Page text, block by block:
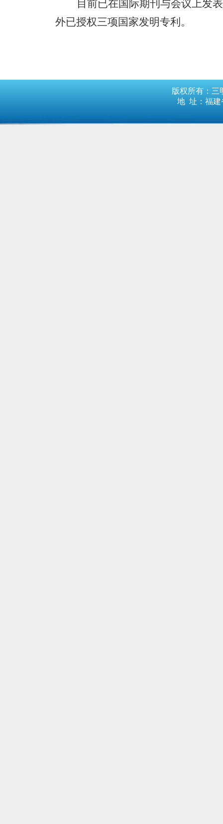
目前已在国际期刊与会议上发
外已授权三项国家发明专利。
版权所有：三
地 址：福建